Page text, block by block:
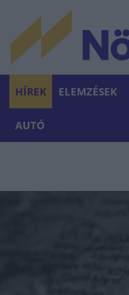
HÍREK ELEMZÉSEK
AUTÓ